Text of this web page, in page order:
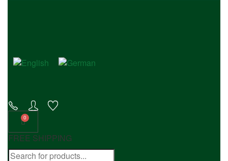
FREE SHIPPING